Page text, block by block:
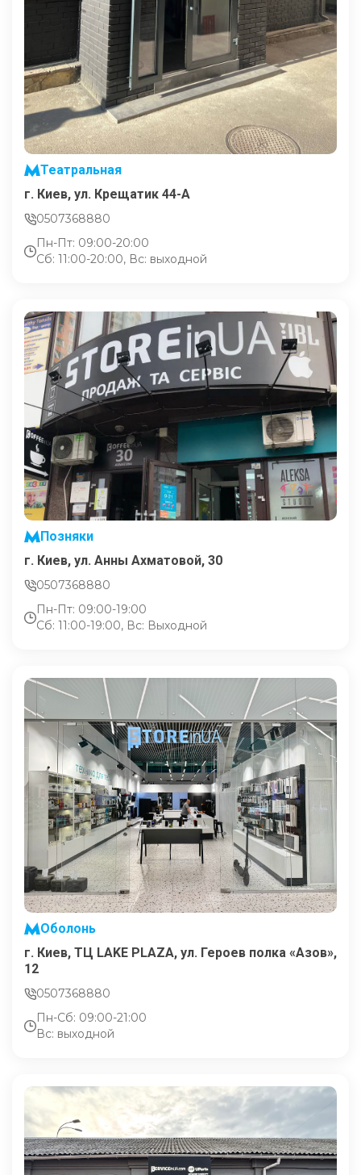
Театральная
г. Киев, ул. Крещатик 44-А
0507368880
Пн-Пт: 09:00-20:00
Сб: 11:00-20:00, Вс: выходной
Позняки
г. Киев, ул. Анны Ахматовой, 30
0507368880
Пн-Пт: 09:00-19:00
Сб: 11:00-19:00, Вс: Выходной
Оболонь
г. Киев, ТЦ LAKE PLAZA, ул. Героев полка «Азов»,
12
0507368880
Пн-Сб: 09:00-21:00
Вс: выходной